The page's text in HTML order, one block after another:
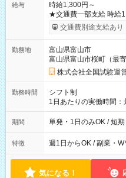
給与
時給1,300円～
★交通費一部支給 時給1,300円～ ※試験・役割により手当あり
※勤務回数により昇給
り！】 希望される場合
例】 ・河合塾模擬試験
×8時間＝日収10,400円
円の場合あり ・国家試
円（役割手当＋100円）×6
間】試用期間なし
交通費別途支給あり
勤務地
富山県富山市
富山県富山市桜町（最
株式会社全国試験運
勤務時間
シフト制
1日あたりの実働時間
間は 試験により異な
期間 単発・1日のみOK / 短期
特徴 週1日からOK / 副業・
気になる！